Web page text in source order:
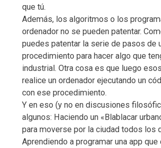
que tú.
Además, los algoritmos o los
ordenador no se pueden patentar.
puedes patentar la serie de pasos de
procedimiento para hacer algo que
industrial. Otra cosa es que luego
realice un ordenador ejecutando un
con ese procedimiento.
Y en eso (y no en discusiones
algunos: Haciendo un «Blablacar
para moverse por la ciudad todos los
Aprendiendo a programar una app